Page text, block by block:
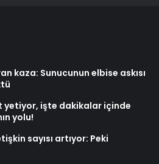
kaza: Sunucunun elbise askısı
yetiyor, işte dakikalar içinde
yolu!
sayısı artıyor: Peki